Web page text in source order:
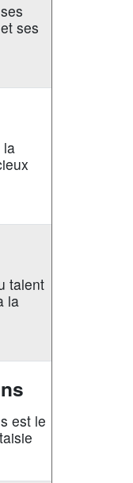
ses
la
talent
la
est le